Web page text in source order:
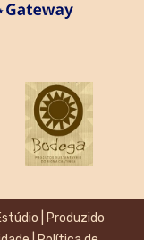
| Produzido